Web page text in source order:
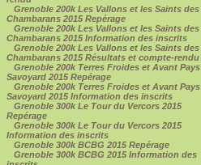
Grenoble 200k Les Vallons et les Saints des
Chambarans 2015 Repérage
Grenoble 200k Les Vallons et les Saints des
Chambarans 2015 Information des inscrits
Grenoble 200k Les Vallons et les Saints des
Chambarans 2015 Résultats et compte-rendu
Grenoble 200k Terres Froides et Avant Pays
Savoyard 2015 Repérage
Grenoble 200k Terres Froides et Avant Pays
Savoyard 2015 Information des inscrits
Grenoble 300k Le Tour du Vercors 2015
Repérage
Grenoble 300k Le Tour du Vercors 2015
Information des inscrits
Grenoble 300k BCBG 2015 Repérage
Grenoble 300k BCBG 2015 Information des